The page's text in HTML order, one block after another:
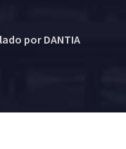
por DANTIA